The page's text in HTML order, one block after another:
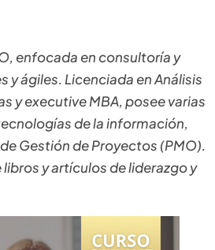
enfocada en consultoría y
ágiles. Licenciada en Análisis
y executive MBA, posee varias
de la información,
Gestión de Proyectos (PMO).
y artículos de liderazgo y